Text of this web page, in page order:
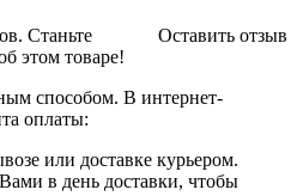
Оставить отзыв
Станьте
этом товаре!
способом. В интернет-
оплаты:
или доставке курьером.
в день доставки, чтобы